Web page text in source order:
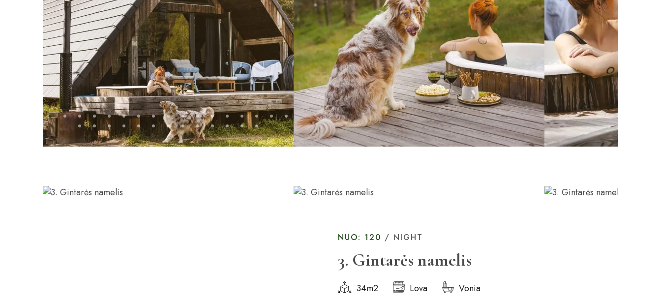
ANDRIAUS NAMELIS Nameliai identiški savo dydžiu ir
patogumais. Viduje svetainė su virtuve. Joje viskas ko reikia.
Šaldytuvas, kaitlentė, indai ir puodai, aliejus, prieskoniai, kava
ir...
DAUGIAU APIE NAMELĮ
NUO: 120 / NIGHT
3. Gintarės namelis
34m2 Lova
Vonia